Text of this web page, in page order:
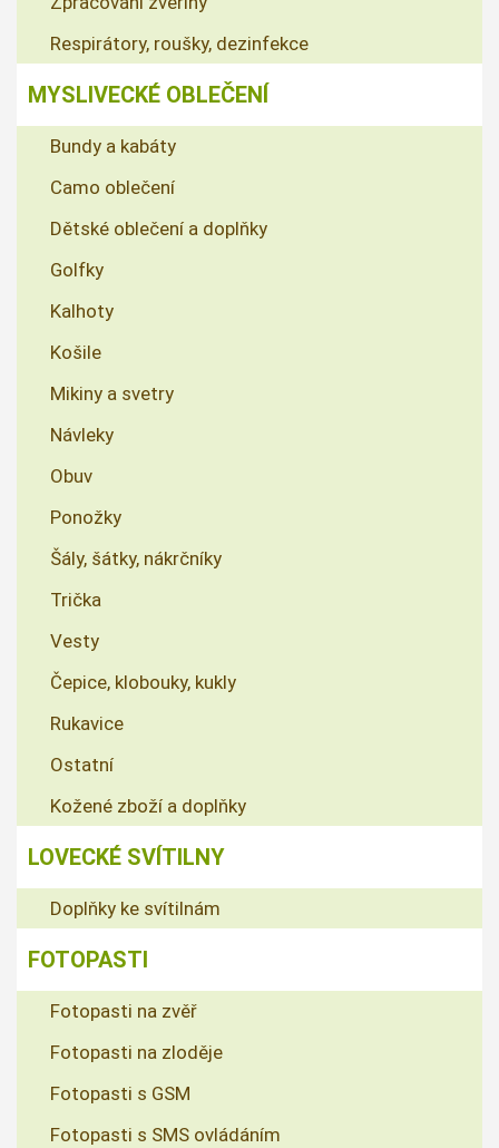
Respirátory, roušky, dezinfekce
MYSLIVECKÉ OBLEČENÍ
Bundy a kabáty
Camo oblečení
Dětské oblečení a doplňky
Golfky
Kalhoty
Košile
Mikiny a svetry
Návleky
Obuv
Ponožky
Šály, šátky, nákrčníky
Trička
Vesty
Čepice, klobouky, kukly
Rukavice
Ostatní
Kožené zboží a doplňky
LOVECKÉ SVÍTILNY
Doplňky ke svítilnám
FOTOPASTI
Fotopasti na zvěř
Fotopasti na zloděje
Fotopasti s GSM
Fotopasti s SMS ovládáním